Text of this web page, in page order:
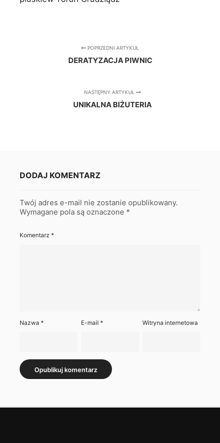
POPRZEDNI ARTYKUŁ
DERATYZACJA PIWNIC
NASTĘPNY ARTYKUŁ
UNIKALNA BIŻUTERIA
DODAJ KOMENTARZ
Twój adres e-mail nie zostanie opublikowany.
Wymagane pola są oznaczone *
Komentarz *
Nazwa * E-mail* Witryna internetowa